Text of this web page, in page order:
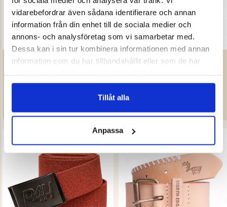
vidarebefordrar även sådana identifierare och annan
information från din enhet till de sociala medier och
annons- och analysföretag som vi samarbetar med.
Dessa kan i sin tur kombinera informationen med annan
information som du har tillhandahållit eller som de har
Tillåt alla
Anpassa
STRETCHBÄLTE JÄGARLIV
JÄGARLIV
DARK MOUNTAIN, LÄDERBÄLTE
– NORTH EDGE
499 kr